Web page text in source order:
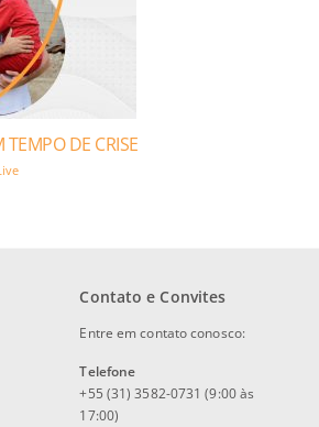
DE CRISE
Contato e Convites
Entre em contato conosco:
Telefone
+55 (31) 3582-0731 (9:00 às
17:00)